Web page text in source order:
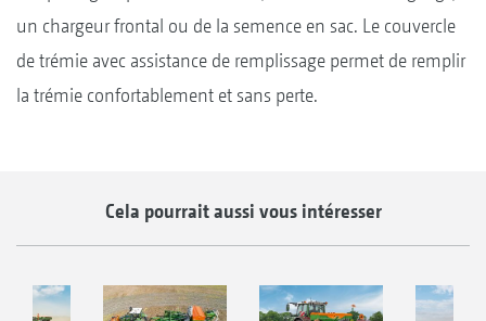
un chargeur frontal ou de la semence en sac. Le couvercle
de trémie avec assistance de remplissage permet de remplir
la trémie confortablement et sans perte.
Cela pourrait aussi vous intéresser